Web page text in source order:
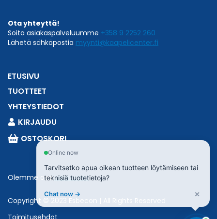
Ota yhteyttä!
Soita asiakaspalveluumme +358 9 2252 260
Lähetä sähköpostia myynti@kaapelicenter.fi
ETUSIVU
TUOTTEET
YHTEYSTIEDOT
KIRJAUDU
OSTOSKORI
Olemme osaEsbeconia.
Copyright © 2023 Esbecon | All Rights Reserved
Toimitusehdot
Online now
Tarvitsetko apua oikean tuotteen löytämiseen tai
teknisiä tuotetietoja?
Chat now → ×